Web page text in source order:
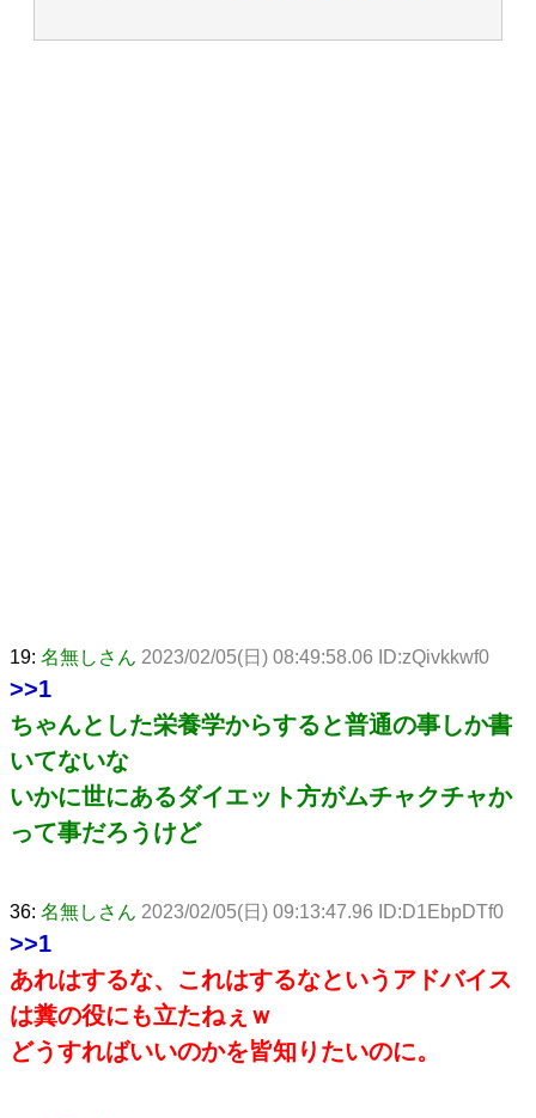
19: 名無しさん 2023/02/05(日) 08:49:58.06 ID:zQivkkwf0
>>1
ちゃんとした栄養学からすると普通の事しか書
いてないな
いかに世にあるダイエット方がムチャクチャか
って事だろうけど
36: 名無しさん 2023/02/05(日) 09:13:47.96 ID:D1EbpDTf0
>>1
あれはするな、これはするなというアドバイス
は糞の役にも立たねぇｗ
どうすればいいのかを皆知りたいのに。